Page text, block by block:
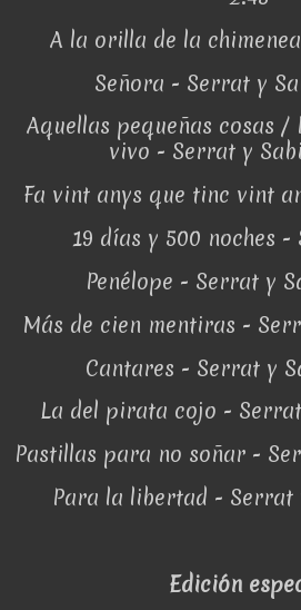
A la orilla de la
Señora - Serrat y
Aquellas pequeñas cosas
vivo - Serrat y
Fa vint anys que tinc vint
19 días y 500 noches -
Penélope - Serrat y
Más de cien mentiras -
Cantares - Serrat y
La del pirata cojo -
Pastillas para no soñar -
Para la libertad - Serrat
Edición